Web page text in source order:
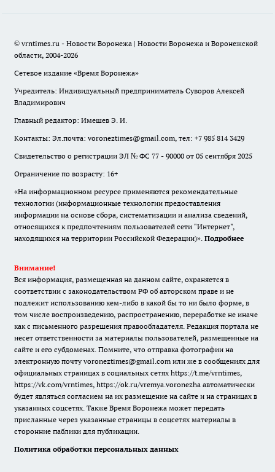
© vrntimes.ru - Новости Воронежа | Новости Воронежа и Воронежской
области, 2004-2026
Сетевое издание «Время Воронежа»
Учредитель: Индивидуальный предприниматель Суворов Алексей
Владимирович
Главный редактор: Имешев Э. И.
Контакты: Эл.почта: voroneztimes@gmail.com, тел: +7 985 814 3429
Свидетельство о регистрации ЭЛ № ФС 77 - 90000 от 05 сентября 2025
Ограничение по возрасту: 16+
«На информационном ресурсе применяются рекомендательные
технологии (информационные технологии предоставления
информации на основе сбора, систематизации и анализа сведений,
относящихся к предпочтениям пользователей сети "Интернет",
находящихся на территории Российской Федерации)». Подробнее
Внимание!
Вся информация, размещенная на данном сайте, охраняется в
соответствии с законодательством РФ об авторском праве и не
подлежит использованию кем-либо в какой бы то ни было форме, в
том числе воспроизведению, распространению, переработке не иначе
как с письменного разрешения правообладателя. Редакция портала не
несет ответственности за материалы пользователей, размещенные на
сайте и его субдоменах. Помните, что отправка фотографии на
электронную почту voroneztimes@gmail.com или же в сообщениях для
официальных страницах в социальных сетях https://t.me/vrntimes,
https://vk.com/vrntimes, https://ok.ru/vremya.voronezha автоматически
будет являться согласием на их размещение на сайте и на страницах в
указанных соцсетях. Также Время Воронежа может передать
присланные через указанные страницы в соцсетях материалы в
сторонние паблики для публикации.
Политика обработки персональных данных